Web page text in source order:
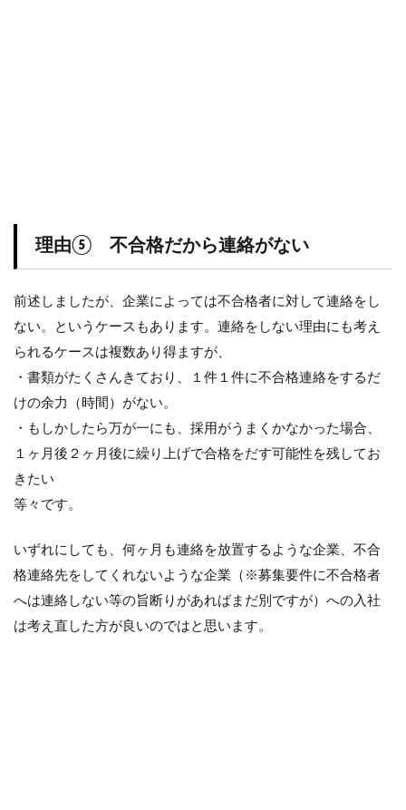
理由⑤ 不合格だから連絡がない
前述しましたが、企業によっては不合格者に対して連絡をし
ない。というケースもあります。連絡をしない理由にも考え
られるケースは複数あり得ますが、
・書類がたくさんきており、１件１件に不合格連絡をするだ
けの余力（時間）がない。
・もしかしたら万が一にも、採用がうまくかなかった場合、
１ヶ月後２ヶ月後に繰り上げで合格をだす可能性を残してお
きたい
等々です。
いずれにしても、何ヶ月も連絡を放置するような企業、不合
格連絡先をしてくれないような企業（※募集要件に不合格者
へは連絡しない等の旨断りがあればまだ別ですが）への入社
は考え直した方が良いのではと思います。